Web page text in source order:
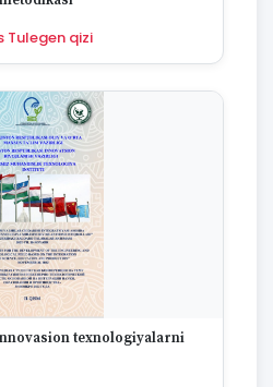
Tulegen qizi
texnologiyalarni